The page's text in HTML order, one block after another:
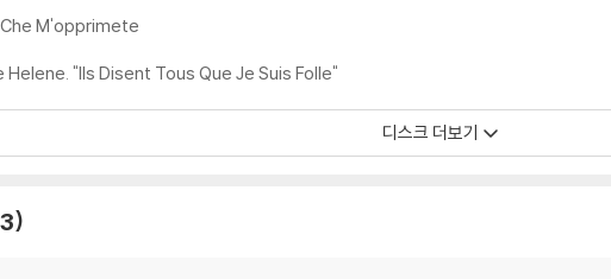
M'opprimete
Helene. "Ils Disent Tous Que Je Suis Folle"
디스크 더보기
3